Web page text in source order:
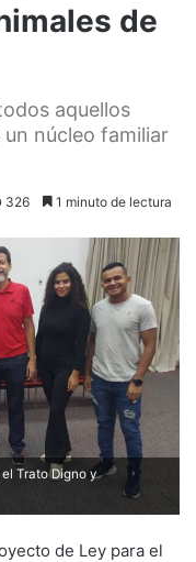
de
aquellos
núcleo familiar
326 1 minuto de lectura
Trato Digno y
de Ley para el